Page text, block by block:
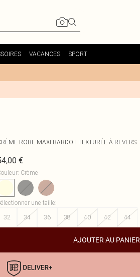
VACANCES SPORT
ROBE MAXI BARDOT TEXTURÉE À REVERS
€
: Crème
une taille:
32
34 36 38 40 42 44
AJOUTER AU PANIER